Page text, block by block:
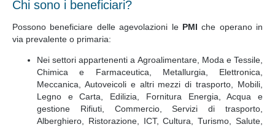
Chi sono i beneficiari?
Possono beneficiare delle agevolazioni le PMI che operano in
via prevalente o primaria:
Nei settori appartenenti a Agroalimentare, Moda e Tessile,
Chimica e Farmaceutica, Metallurgia, Elettronica,
Meccanica, Autoveicoli e altri mezzi di trasporto, Mobili,
Legno e Carta, Edilizia, Fornitura Energia, Acqua e
gestione Rifiuti, Commercio, Servizi di trasporto,
Alberghiero, Ristorazione, ICT, Cultura, Turismo, Salute,